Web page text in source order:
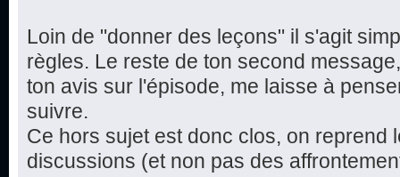
Loin de "donner des leçons" il s'agit
règles. Le reste de ton second
ton avis sur l'épisode, me laisse à
suivre.
Ce hors sujet est donc clos, on reprend
discussions (et non pas des